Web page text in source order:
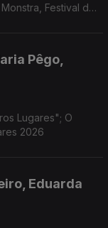
Festival de
Pêgo,
Lugares"; O
2026
Eduarda